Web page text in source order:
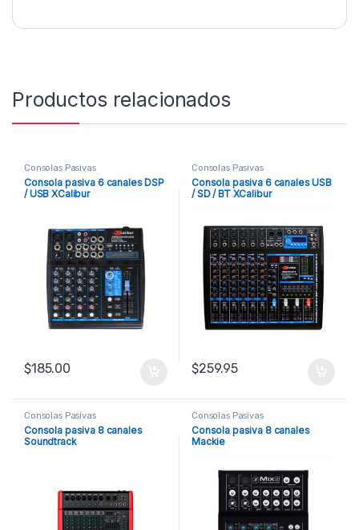
Productos relacionados
Consolas Pasivas
Consola pasiva 6 canales DSP
/ USB XCalibur
$185.00
Consolas Pasivas
Consola pasiva 6 canales USB
/ SD / BT XCalibur
$259.95
Consolas Pasivas
Consola pasiva 8 canales
Soundtrack
Consolas Pasivas
Consola pasiva 8 canales
Mackie